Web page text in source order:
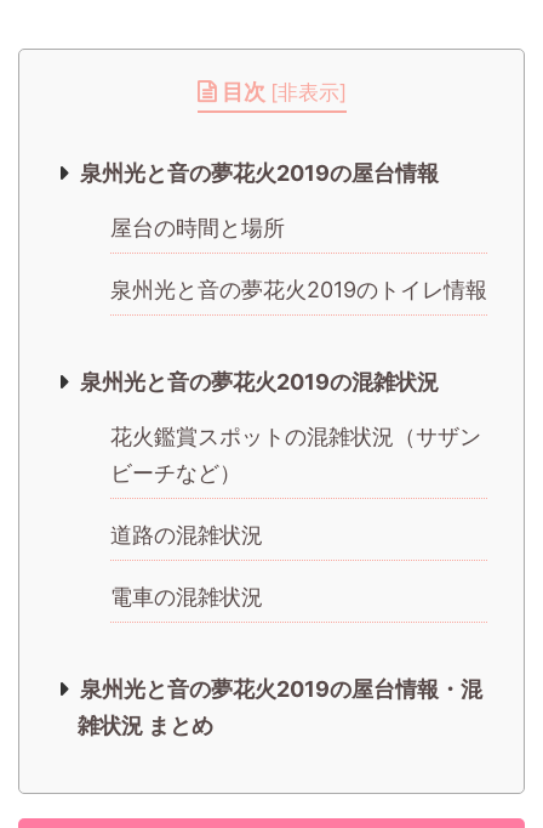
目次 [非表示]
泉州光と音の夢花火2019の屋台情報
屋台の時間と場所
泉州光と音の夢花火2019のトイレ情報
泉州光と音の夢花火2019の混雑状況
花火鑑賞スポットの混雑状況（サザン
ビーチなど）
道路の混雑状況
電車の混雑状況
泉州光と音の夢花火2019の屋台情報・混
雑状況 まとめ